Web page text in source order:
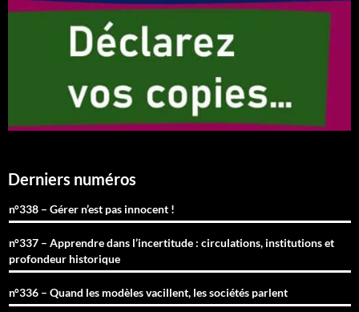
Derniers numéros
n°338 – Gérer n’est pas innocent !
n°337 – Apprendre dans l’incertitude : circulations, institutions et
profondeur historique
n°336 – Quand les modèles vacillent, les sociétés parlent